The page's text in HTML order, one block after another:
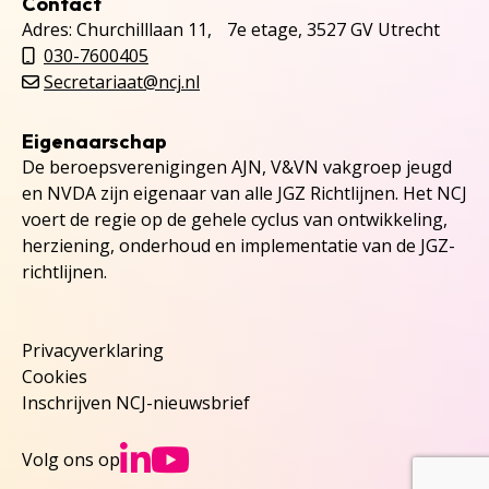
Adres: Churchilllaan 11, 7e etage, 3527 GV Utrecht
030-7600405
Secretariaat@ncj.nl
Eigenaarschap
De beroepsverenigingen AJN, V&VN vakgroep jeugd
en NVDA zijn eigenaar van alle JGZ Richtlijnen. Het NCJ
voert de regie op de gehele cyclus van ontwikkeling,
herziening, onderhoud en implementatie van de JGZ-
richtlijnen.
Privacyverklaring
Cookies
Inschrijven NCJ-nieuwsbrief
Volg ons op Ga naar NCJs
Ga naar NCJs